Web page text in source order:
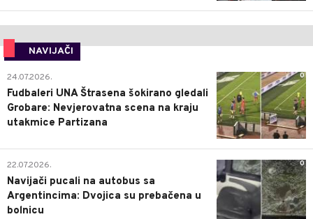
NAVIJAČI
0
24.07.2026.
Fudbaleri UNA Štrasena šokirano gledali
Grobare: Nevjerovatna scena na kraju
utakmice Partizana
0
22.07.2026.
Navijači pucali na autobus sa
Argentincima: Dvojica su prebačena u
bolnicu